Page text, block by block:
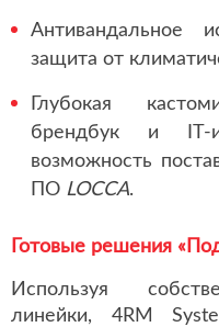
Антивандальное
защита от
Глубокая
брендбук и IT-
возможность
ПО LOCCA.
Готовые решения
Используя
линейки, 4RM